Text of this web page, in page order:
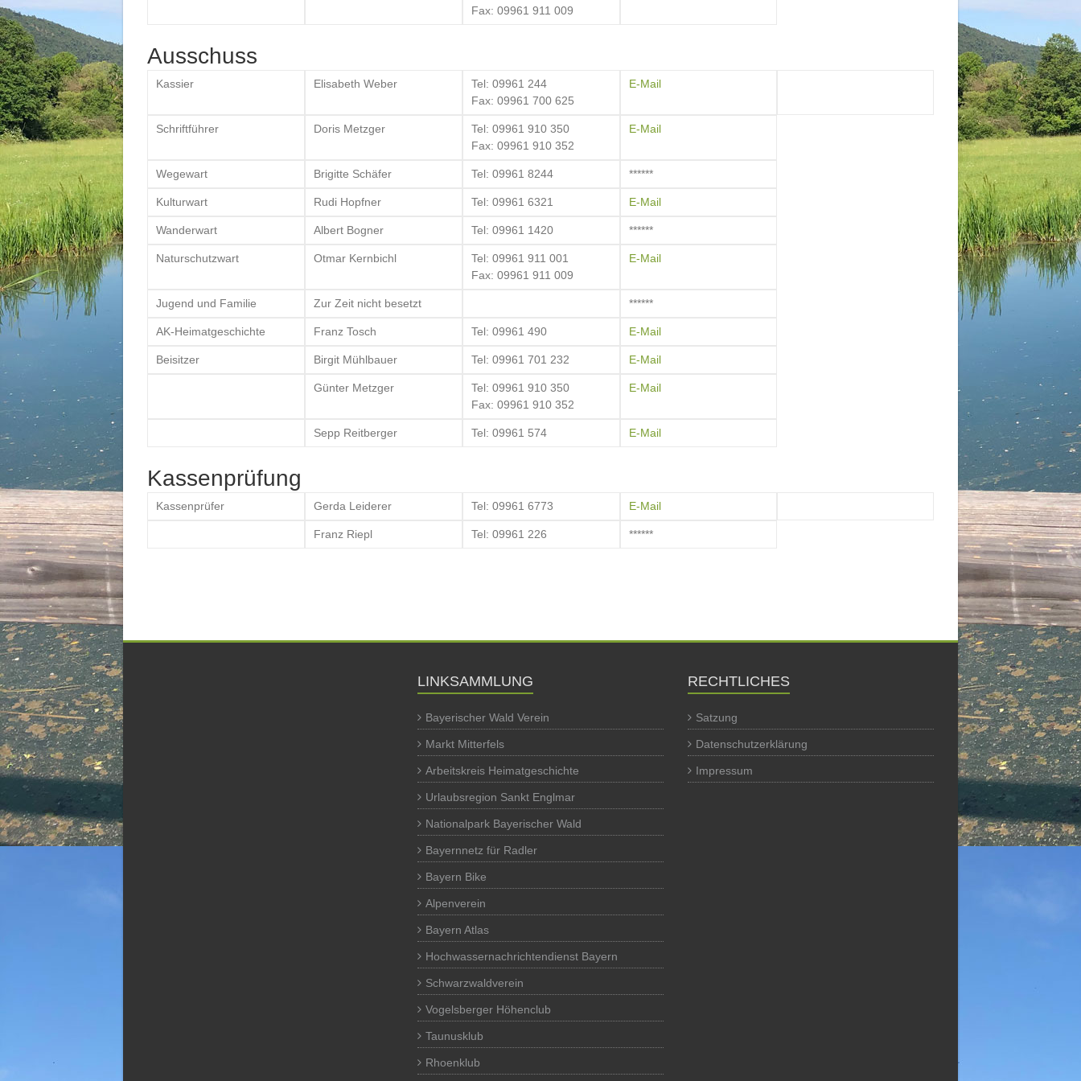
Fax: 09961 911 009
Ausschuss
Kassier Elisabeth Weber
Tel: 09961 244
Fax: 09961 700 625
E-Mail
Schriftführer Doris Metzger
Tel: 09961 910 350
Fax: 09961 910 352
E-Mail
Wegewart Brigitte Schäfer Tel: 09961 8244 ******
Kulturwart Rudi Hopfner Tel: 09961 6321 E-Mail
Wanderwart Albert Bogner Tel: 09961 1420 ******
Naturschutzwart Otmar Kernbichl
Tel: 09961 911 001
Fax: 09961 911 009
E-Mail
Jugend und Familie Zur Zeit nicht besetzt ******
AK-Heimatgeschichte Franz Tosch Tel: 09961 490 E-Mail
Beisitzer Birgit Mühlbauer Tel: 09961 701 232 E-Mail
Günter Metzger
Tel: 09961 910 350
Fax: 09961 910 352
E-Mail
Sepp Reitberger Tel: 09961 574 E-Mail
Kassenprüfung
Kassenprüfer Gerda Leiderer Tel: 09961 6773 E-Mail
Franz Riepl Tel: 09961 226 ******
LINKSAMMLUNG
Bayerischer Wald Verein
Markt Mitterfels
Arbeitskreis Heimatgeschichte
Urlaubsregion Sankt Englmar
Nationalpark Bayerischer Wald
Bayernnetz für Radler
Bayern Bike
Alpenverein
Bayern Atlas
Hochwassernachrichtendienst Bayern
Schwarzwaldverein
Vogelsberger Höhenclub
Taunusklub
Rhoenklub
RECHTLICHES
Satzung
Datenschutzerklärung
Impressum